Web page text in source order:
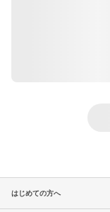
はじめての方へ